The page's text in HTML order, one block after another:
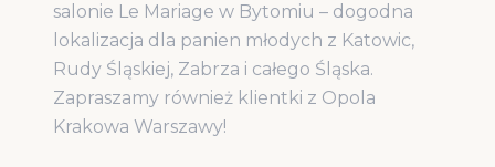
salonie Le Mariage w Bytomiu – dogodna
lokalizacja dla panien młodych z Katowic,
Rudy Śląskiej, Zabrza i całego Śląska.
Zapraszamy również klientki z Opola
Krakowa Warszawy!